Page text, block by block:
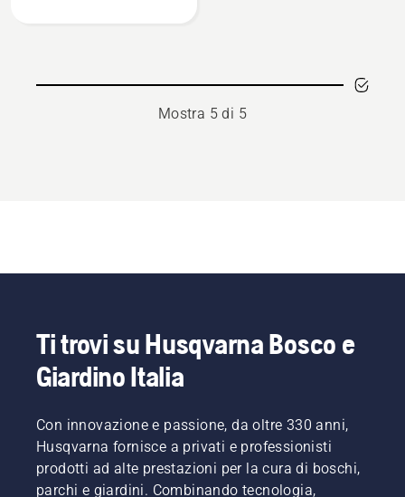
Mostra 5 di 5
Ti trovi su Husqvarna Bosco e
Giardino Italia
Con innovazione e passione, da oltre 330 anni,
Husqvarna fornisce a privati e professionisti
prodotti ad alte prestazioni per la cura di boschi,
parchi e giardini. Combinando tecnologia,